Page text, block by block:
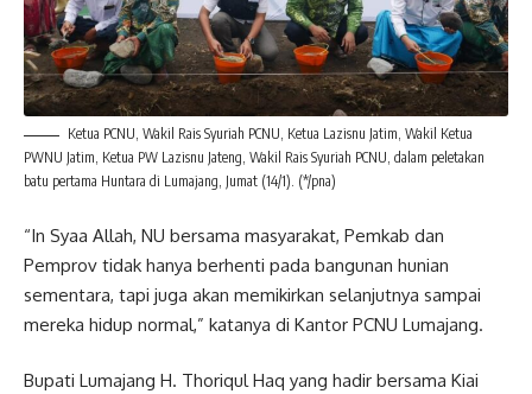
Ketua PCNU, Wakil Rais Syuriah PCNU, Ketua Lazisnu Jatim, Wakil Ketua
PWNU Jatim, Ketua PW Lazisnu Jateng, Wakil Rais Syuriah PCNU, dalam peletakan
batu pertama Huntara di Lumajang, Jumat (14/1). (*/pna)
“In Syaa Allah, NU bersama masyarakat, Pemkab dan
Pemprov tidak hanya berhenti pada bangunan hunian
sementara, tapi juga akan memikirkan selanjutnya sampai
mereka hidup normal,” katanya di Kantor PCNU Lumajang.
Bupati Lumajang H. Thoriqul Haq yang hadir bersama Kiai